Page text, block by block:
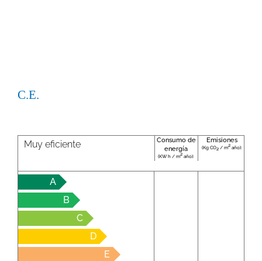
C.E.
Muy eficiente
Consumo de
energía
(KW h / m2 año):
Emisiones
(Kg CO2/ m2año):
A
B
C
D
E